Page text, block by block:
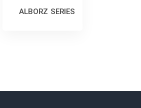
ALBORZ SERIES